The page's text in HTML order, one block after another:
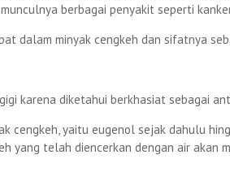
berbagai penyakit seperti
dalam minyak cengkeh dan sifatnya
karena diketahui berkhasiat sebagai
cengkeh, yaitu eugenol sejak dahulu
yang telah diencerkan dengan air akan